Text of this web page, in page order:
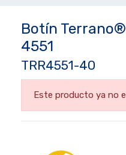
Botín
4551
TRR4551-40
Este producto ya no